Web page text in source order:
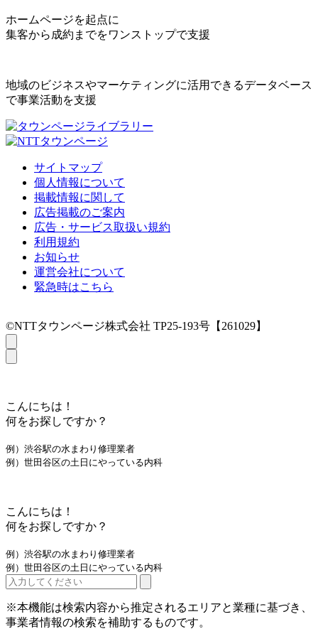
ホームページを起点に
集客から成約までをワンストップで支援
地域のビジネスやマーケティングに活用できるデータベース
で事業活動を支援
サイトマップ
個人情報について
掲載情報に関して
広告掲載のご案内
広告・サービス取扱い規約
利用規約
お知らせ
運営会社について
緊急時はこちら
©NTTタウンページ株式会社 TP25-193号【261029】
こんにちは！
何をお探しですか？
例）渋谷駅の水まわり修理業者
例）世田谷区の土日にやっている内科
こんにちは！
何をお探しですか？
例）渋谷駅の水まわり修理業者
例）世田谷区の土日にやっている内科
※本機能は検索内容から推定されるエリアと業種に基づき、
事業者情報の検索を補助するものです。